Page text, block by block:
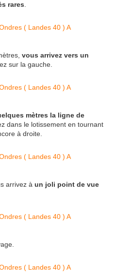
rares
vous arrivez vers un
sur la gauche.
mètres la ligne de
dans le lotissement en tournant
à droite.
arrivez à un joli point de vue